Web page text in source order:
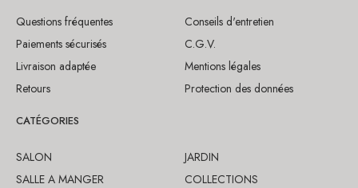
Questions fréquentes
Paiements sécurisés
Livraison adaptée
Retours
Conseils d'entretien
C.G.V.
Mentions légales
Protection des données
CATÉGORIES
SALON
SALLE A MANGER
JARDIN
COLLECTIONS